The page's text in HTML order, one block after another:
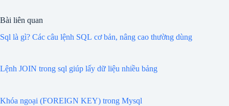
Bài liên quan
Sql là gì? Các câu lệnh SQL cơ bản, nâng cao thường dùng
Lệnh JOIN trong sql giúp lấy dữ liệu nhiều bảng
Khóa ngoại (FOREIGN KEY) trong Mysql